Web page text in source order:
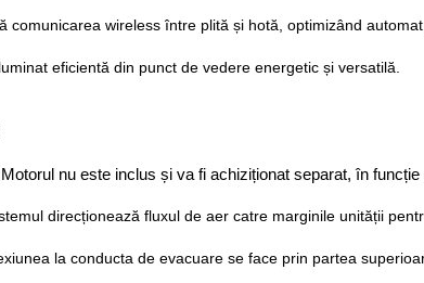
comunicarea wireless între plită și hotă, optimizând
eficientă din punct de vedere energetic și versatilă.
Motorul nu este inclus și va fi achiziționat separat, în
direcționează fluxul de aer catre marginile unității
la conducta de evacuare se face prin partea